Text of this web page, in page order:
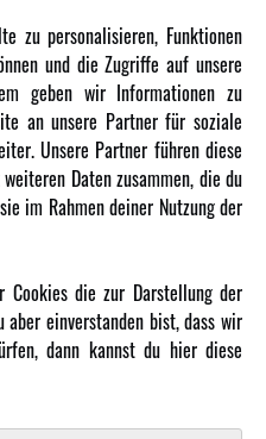
zu personalisieren, Funktionen
und die Zugriffe auf unsere
geben wir Informationen zu
an unsere Partner für soziale
Unsere Partner führen diese
Daten zusammen, die du
im Rahmen deiner Nutzung der
Cookies die zur Darstellung der
einverstanden bist, dass wir
dann kannst du hier diese